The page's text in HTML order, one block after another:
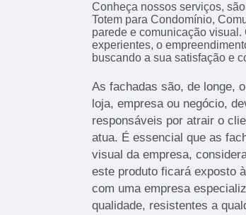
Conheça nossos serviços,
Totem para Condomínio,
parede e comunicação
experientes, o
buscando a sua satisfação e
As fachadas são, de longe,
loja, empresa ou negócio,
responsáveis por atrair o
atua. É essencial que as
visual da empresa,
este produto ficará exposto
com uma empresa
qualidade, resistentes a